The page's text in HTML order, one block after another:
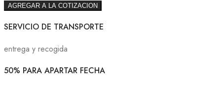
AGREGAR A LA COTIZACION
SERVICIO DE TRANSPORTE
entrega y recogida
50% PARA APARTAR FECHA